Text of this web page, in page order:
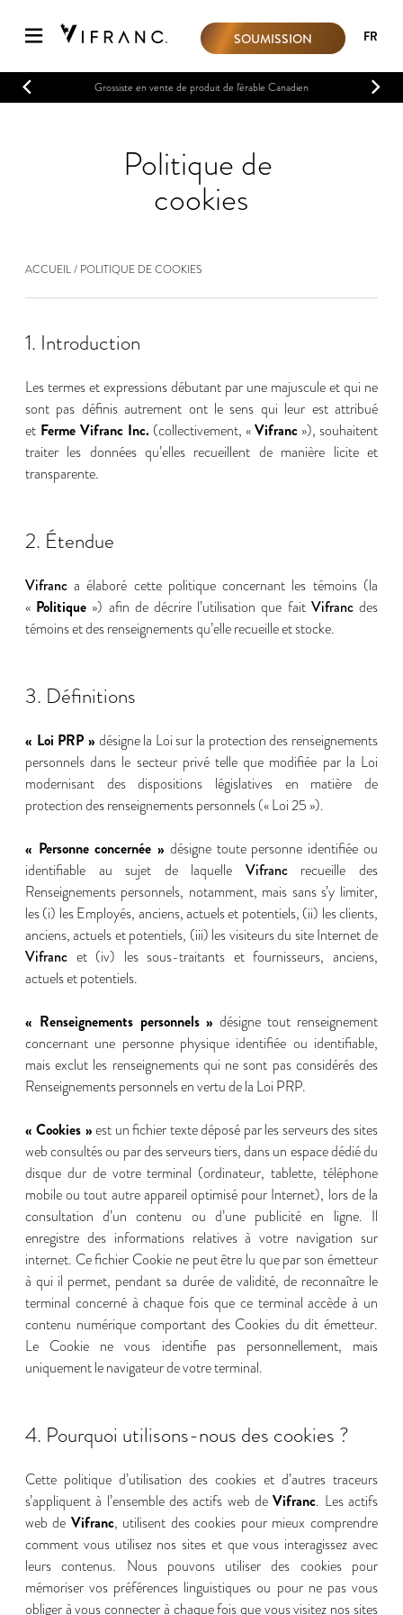
SOUMISSION FR
Grossiste en vente de produit de l'érable Canadien
Politique de
cookies
ACCUEIL POLITIQUE DE COOKIES
1. Introduction
Les termes et expressions débutant par une majuscule et qui ne
sont pas définis autrement ont le sens qui leur est attribué
et Ferme Vifranc Inc. (collectivement, «Vifranc»), souhaitent
traiter les données qu’elles recueillent de manière licite et
transparente.
2. Étendue
Vifranc a élaboré cette politique concernant les témoins (la
« Politique ») afin de décrire l’utilisation que fait Vifrancdes
témoins et des renseignements qu’elle recueille et stocke.
3. Définitions
« Loi PRP » désigne la Loi sur la protection des renseignements
personnels dans le secteur privé telle que modifiée par la Loi
modernisant des dispositions législatives en matière de
protection des renseignements personnels (« Loi 25 »).
« Personne concernée » désigne toute personne identifiée ou
identifiable au sujet de laquelle Vifrancrecueille des
Renseignements personnels, notamment, mais sans s’y limiter,
les (i) les Employés, anciens, actuels et potentiels, (ii) les clients,
anciens, actuels et potentiels, (iii) les visiteurs du site Internet de
Vifranc et (iv) les sous-traitants et fournisseurs, anciens,
actuels et potentiels.
« Renseignements personnels » désigne tout renseignement
concernant une personne physique identifiée ou identifiable,
mais exclut les renseignements qui ne sont pas considérés des
Renseignements personnels en vertu de la Loi PRP.
« Cookies »est un fichier texte déposé par les serveurs des sites
web consultés ou par des serveurs tiers, dans un espace dédié du
disque dur de votre terminal (ordinateur, tablette, téléphone
mobile ou tout autre appareil optimisé pour Internet), lors de la
consultation d’un contenu ou d’une publicité en ligne. Il
enregistre des informations relatives à votre navigation sur
internet. Ce fichier Cookie ne peut être lu que par son émetteur
à qui il permet, pendant sa durée de validité, de reconnaître le
terminal concerné à chaque fois que ce terminal accède à un
contenu numérique comportant des Cookies du dit émetteur.
Le Cookie ne vous identifie pas personnellement, mais
uniquement le navigateur de votre terminal.
4. Pourquoi utilisons-nous des cookies ?
Cette politique d’utilisation des cookies et d’autres traceurs
s’appliquent à l’ensemble des actifs web deVifranc. Les actifs
web de Vifranc, utilisent des cookies pour mieux comprendre
comment vous utilisez nos sites et que vous interagissez avec
leurs contenus. Nous pouvons utiliser des cookies pour
mémoriser vos préférences linguistiques ou pour ne pas vous
obliger à vous connecter à chaque fois que vous visitez nos sites